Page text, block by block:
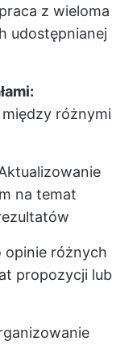
z wieloma
udostępnianej
różnymi
na temat
opinie różnych
propozycji lub